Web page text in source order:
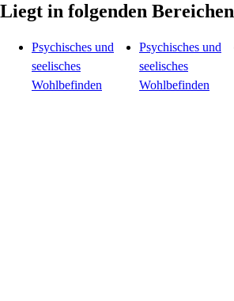
Liegt in folgenden Bereichen
Psychisches und
seelisches
Wohlbefinden
Psychisches und
seelisches
Wohlbefinden